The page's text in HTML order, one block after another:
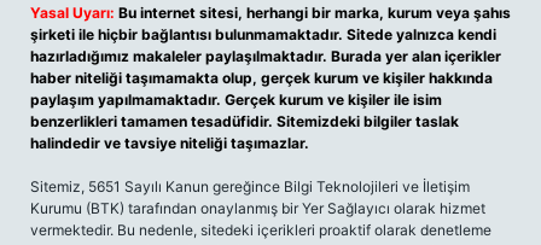
Yasal Uyarı: Bu internet sitesi, herhangi bir marka, kurum veya şahıs
şirketi ile hiçbir bağlantısı bulunmamaktadır. Sitede yalnızca kendi
hazırladığımız makaleler paylaşılmaktadır. Burada yer alan içerikler
haber niteliği taşımamakta olup, gerçek kurum ve kişiler hakkında
paylaşım yapılmamaktadır. Gerçek kurum ve kişiler ile isim
benzerlikleri tamamen tesadüfidir. Sitemizdeki bilgiler taslak
halindedir ve tavsiye niteliği taşımazlar.
Sitemiz, 5651 Sayılı Kanun gereğince Bilgi Teknolojileri ve İletişim
Kurumu (BTK) tarafından onaylanmış bir Yer Sağlayıcı olarak hizmet
vermektedir. Bu nedenle, sitedeki içerikleri proaktif olarak denetleme